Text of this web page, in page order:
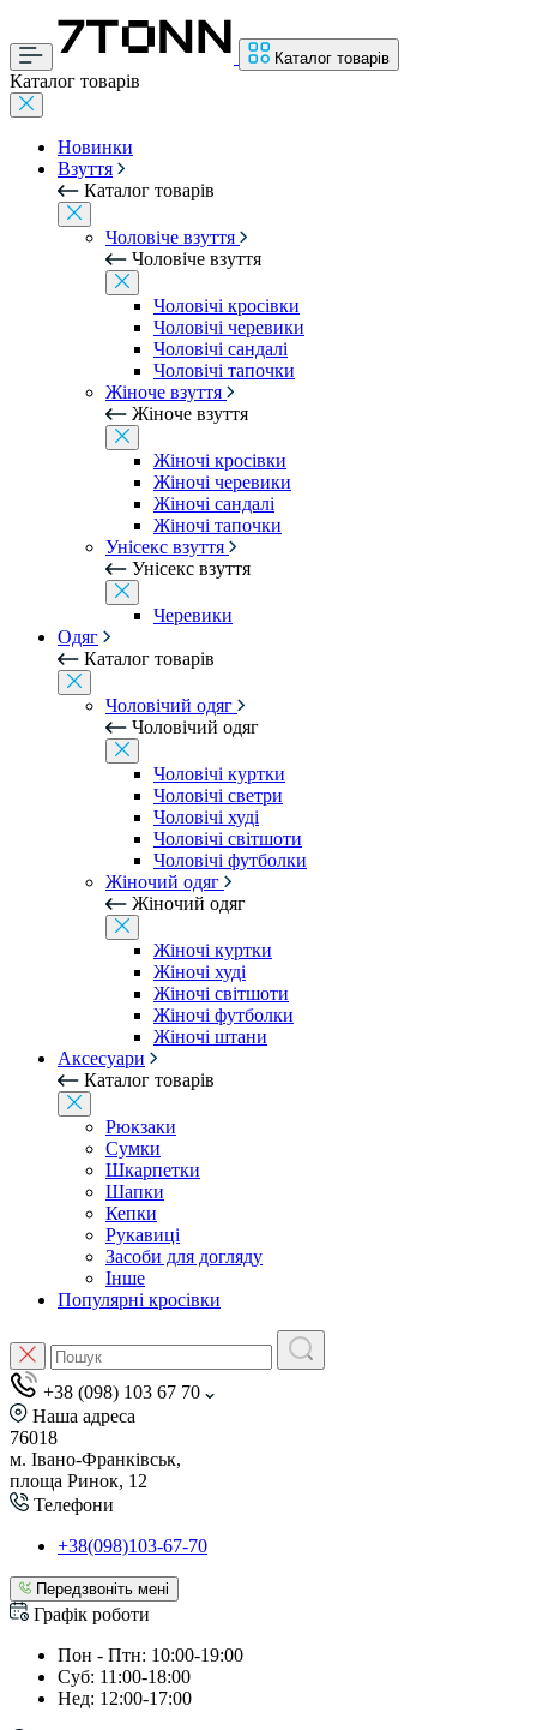
Каталог товарів
Каталог товарів
Новинки
Взуття
Каталог товарів
Чоловіче взуття
Чоловіче взуття
Чоловічі кросівки
Чоловічі черевики
Чоловічі сандалі
Чоловічі тапочки
Жіноче взуття
Жіноче взуття
Жіночі кросівки
Жіночі черевики
Жіночі сандалі
Жіночі тапочки
Унісекс взуття
Унісекс взуття
Черевики
Одяг
Каталог товарів
Чоловічий одяг
Чоловічий одяг
Чоловічі куртки
Чоловічі светри
Чоловічі худі
Чоловічі світшоти
Чоловічі футболки
Жіночий одяг
Жіночий одяг
Жіночі куртки
Жіночі худі
Жіночі світшоти
Жіночі футболки
Жіночі штани
Аксесуари
Каталог товарів
Рюкзаки
Сумки
Шкарпетки
Шапки
Кепки
Рукавиці
Засоби для догляду
Інше
Популярні кросівки
+38 (098) 103 67 70
Наша адреса
76018
м. Івано-Франківськ,
площа Ринок, 12
Телефони
+38(098)103-67-70
Передзвоніть мені
Графік роботи
Пон - Птн: 10:00-19:00
Суб: 11:00-18:00
Нед: 12:00-17:00